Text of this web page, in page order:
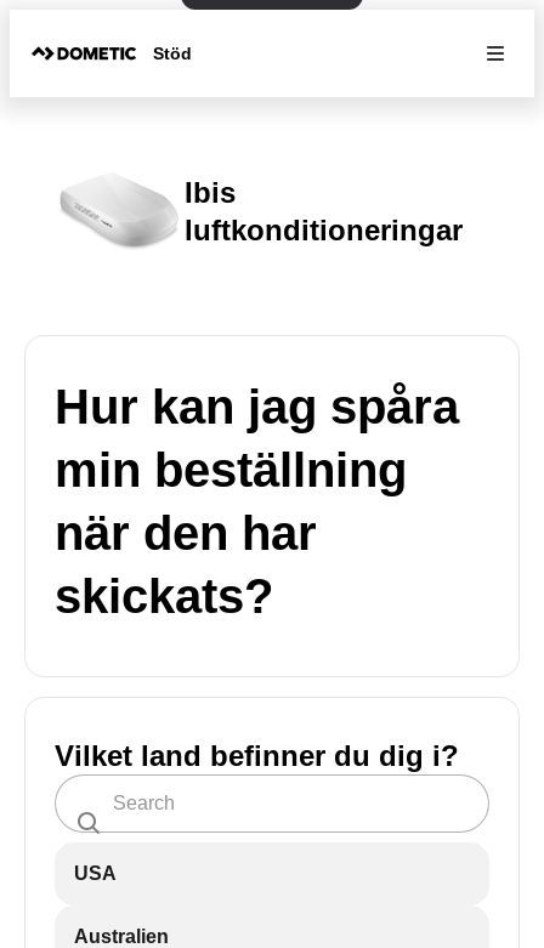
Stöd
Ibis
luftkonditioneringar
Hur kan jag spåra
min beställning
när den har
skickats?
Vilket land befinner du dig i?
USA
Australien